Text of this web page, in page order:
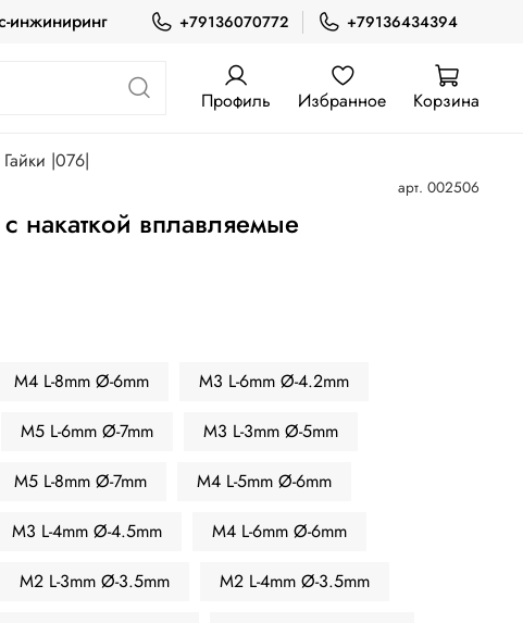
инжиниринг +79136070772 +79136434394
Профиль Избранное Корзина
|076|
арт. 002506
накаткой вплавляемые
M4 L-8mm Ø-6mm
M3 L-6mm Ø-4.2mm
M5 L-6mm Ø-7mm
M3 L-3mm Ø-5mm
M5 L-8mm Ø-7mm
M4 L-5mm Ø-6mm
M3 L-4mm Ø-4.5mm
M4 L-6mm Ø-6mm
M2 L-3mm Ø-3.5mm
M2 L-4mm Ø-3.5mm